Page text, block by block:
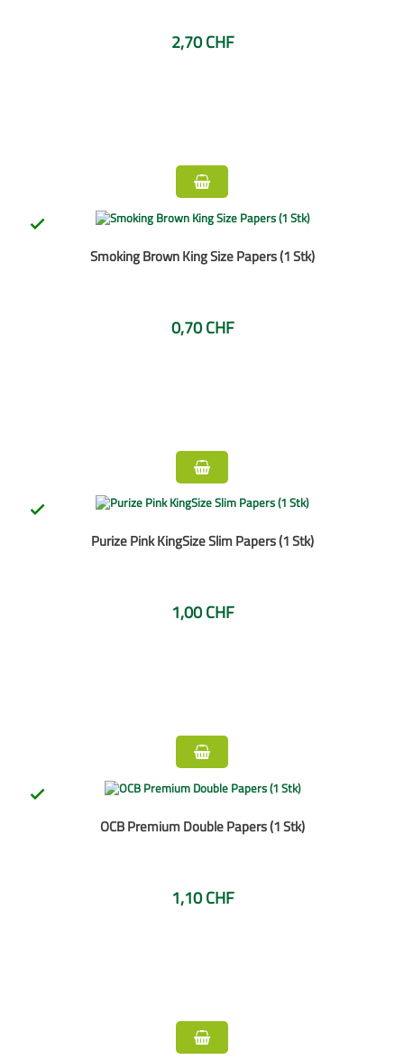
2,70 CHF

Smoking Brown King Size Papers (1 Stk)
0,70 CHF

Purize Pink KingSize Slim Papers (1 Stk)
1,00 CHF

OCB Premium Double Papers (1 Stk)
1,10 CHF